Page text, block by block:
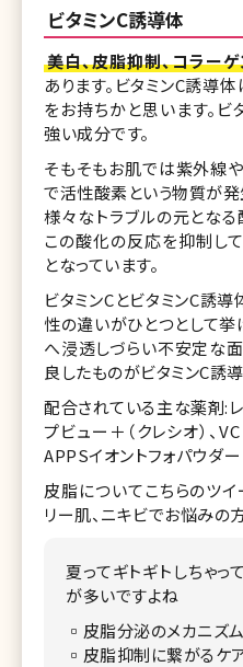
ビタミンC誘導体
美白、皮脂抑制、コラー
あります。ビタミンC誘導
をお持ちかと思います。
強い成分です。
そもそもお肌では紫外線
で活性酸素という物質が発
様々なトラブルの元とな
この酸化の反応を抑制し
となっています。
ビタミンCとビタミンC誘
性の違いがひとつとして挙
へ浸透しづらい不安定な
良したものがビタミンC誘
配合されている主な薬剤:レ
プビュー＋（クレシオ）、
APPSイオントフォパウダー
皮脂についてこちらのツ
リー肌、ニキビでお悩みの
夏ってギトギトしちゃ
が多いですよね
▫️皮脂分泌のメカニズム
▫️皮脂抑制に繋がるケ